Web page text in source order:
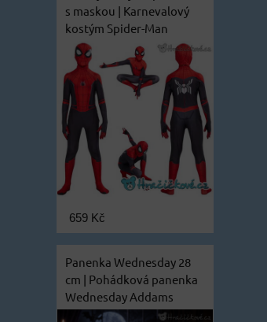
s maskou | Karnevalový
kostým Spider-Man
659 Kč
Panenka Wednesday 28
cm | Pohádková panenka
Wednesday Addams